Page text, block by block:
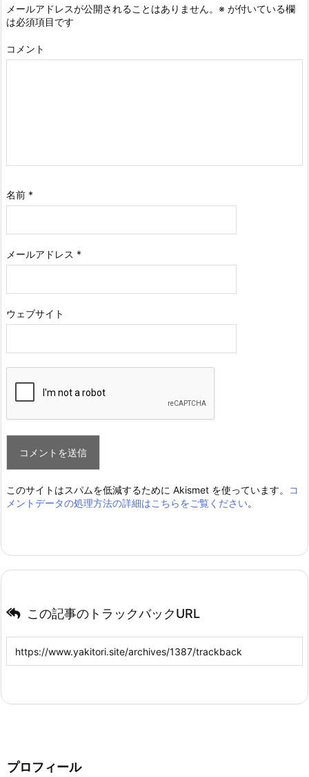
メールアドレスが公開されることはありません。 ※ が付いている欄
は必須項目です
コメント
名前 *
メールアドレス *
ウェブサイト
このサイトはスパムを低減するために Akismet を使っています。
コ
メントデータの処理方法の詳細はこちらをご覧ください。
この記事のトラックバックURL
プロフィール